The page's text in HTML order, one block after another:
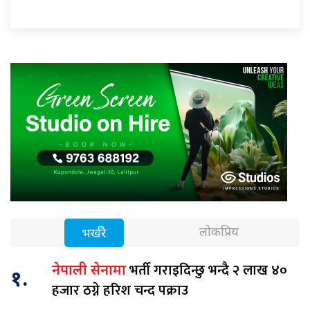
भर्खरै लोकप्रिय
१. नेपाली सेनामाभर्ती गराइदिन्छु भन्दै २ लाख ४०
हजार ठग्ने हरिश चन्द पक्राउ